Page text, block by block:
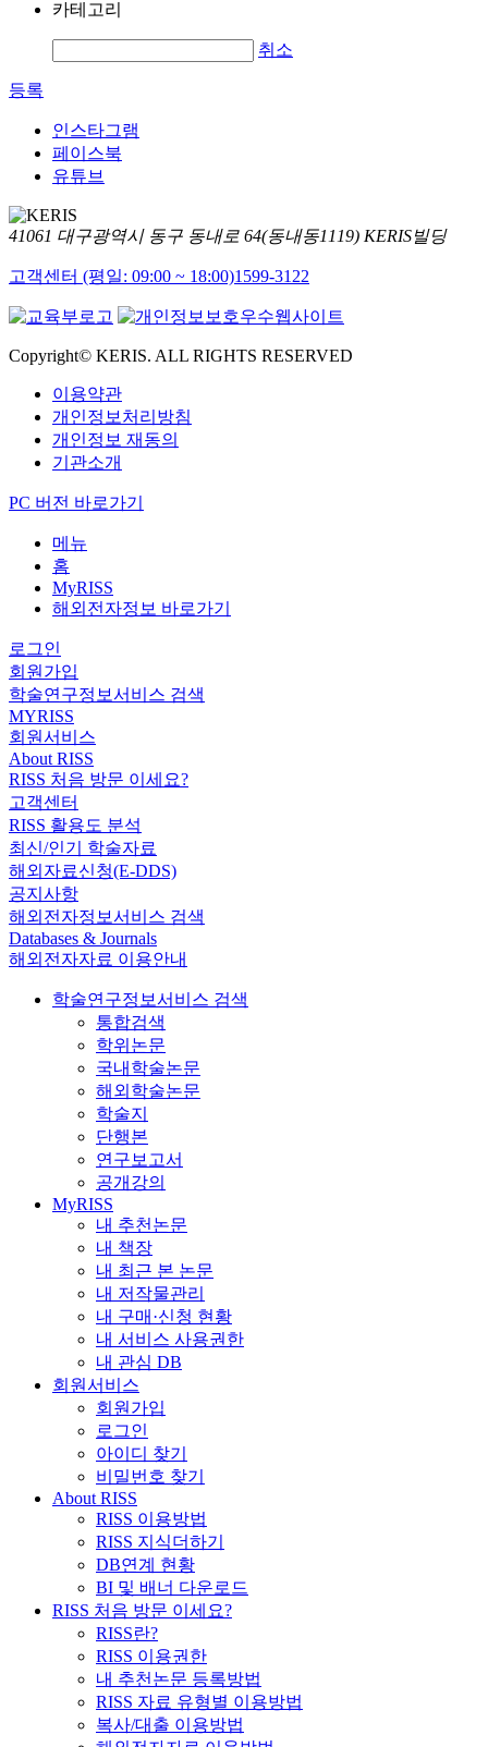
카테고리
취소
등록
인스타그램
페이스북
유튜브
41061 대구광역시 동구 동내로 64(동내동1119) KERIS빌딩
고객센터 (평일: 09:00 ~ 18:00)1599-3122
Copyright© KERIS. ALL RIGHTS RESERVED
이용약관
개인정보처리방침
개인정보 재동의
기관소개
PC 버전 바로가기
메뉴
홈
MyRISS
해외전자정보 바로가기
로그인
회원가입
학술연구정보서비스 검색
MYRISS
회원서비스
About RISS
RISS 처음 방문 이세요?
고객센터
RISS 활용도 분석
최신/인기 학술자료
해외자료신청(E-DDS)
공지사항
해외전자정보서비스 검색
Databases & Journals
해외전자자료 이용안내
학술연구정보서비스 검색
통합검색
학위논문
국내학술논문
해외학술논문
학술지
단행본
연구보고서
공개강의
MyRISS
내 추천논문
내 책장
내 최근 본 논문
내 저작물관리
내 구매·신청 현황
내 서비스 사용권한
내 관심 DB
회원서비스
회원가입
로그인
아이디 찾기
비밀번호 찾기
About RISS
RISS 이용방법
RISS 지식더하기
DB연계 현황
BI 및 배너 다운로드
RISS 처음 방문 이세요?
RISS란?
RISS 이용권한
내 추천논문 등록방법
RISS 자료 유형별 이용방법
복사/대출 이용방법